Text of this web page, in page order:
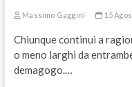
Massimo Gaggini 15
Chiunque continui a
o meno larghi da
demagogo.…